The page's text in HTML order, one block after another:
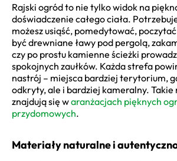
Rajski ogród to nie tylko widok na
doświadczenie całego ciała.
możesz usiąść, pomedytować,
być drewniane ławy pod pergolą,
czy po prostu kamienne ścieżki
spokojnych zaułków. Każda strefa
nastrój – miejsca bardziej terytorium,
odkryty, ale i bardziej kameralny. Takie
znajdują się waranżacjach pięknych
przydomowych.
Materiały naturalne i